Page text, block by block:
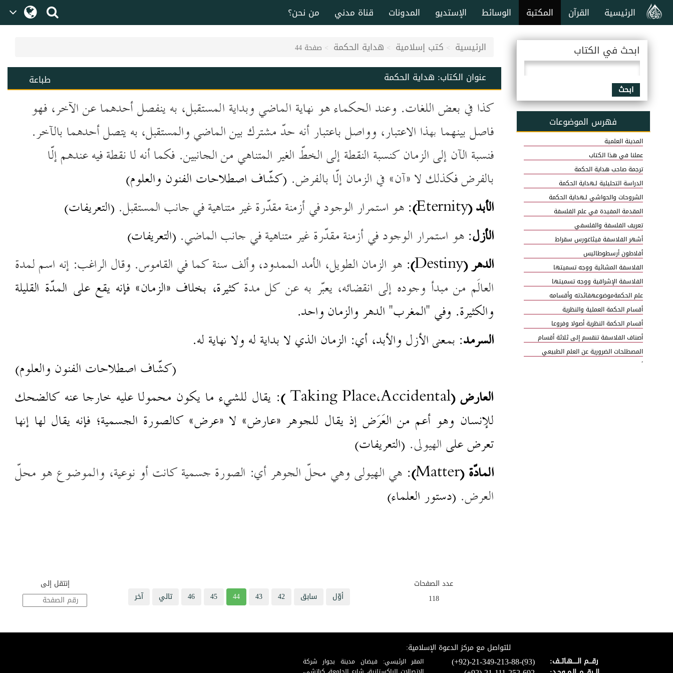
من نحن؟ قناة مدني المدونات الإستديو الوسائط المكتبة القرآن الرئيسية
الرئيسية كتب إسلامية هداية الحكمة صفحة 44
طباعة عنوان الكتاب: هداية الحكمة
كذا في بعض اللغات. وعند الحكماء هو نهاية الماضي وبداية المستقبل، به ينفصل أحدهما عن الآخر، فهو
فاصل بينهما بهذا الاعتبار، وواصل باعتبار أنه حدّ مشترك بين الماضي والمستقبل، به يتصل أحدهما بالآخر.
فنسبة الآن إلى الزمان كنسبة النقطةإلى الخطّ الغير المتناهي من الجانبين. فكما أنه لا نقطة فيه عندهم إلّا
بالفرض فكذلكلا ½آن¼ في الزمان إلّا بالفرض. (كشّاف اصطلاحات الفنون والعلوم)
الأبد (Eternity
)
:هو استمرار الوجود في أزمنة مقدّرة غير متناهية في جانب المستقبل. (التعريفات)
الأزل: هو استمرار الوجود في أزمنة مقدّرة غير متناهية في جانب الماضي. (التعريفات)
الدهر (Destiny
)
:هو الزمان الطويل، الأمد الممدود، وألف سنة كما في القاموس. وقال الراغب: إنه اسم لمدة
العالَم من مبدأ وجوده إلى انقضائه، يعبّر به عن كل مدة كثيرة، بخلاف ½الزمان¼ فإنه يقع على المدّة القليلة
والكثيرة. وفي "المغرب" الدهر والزمان واحد.
السرمد: بمعنى الأزل والأبد، أي: الزمان الذي لا بداية له ولا نهاية له.
(كشّاف اصطلاحات الفنون والعلوم)
العارض (Accidental،Taking Place
): يقال للشيء ما يكون محمولا عليه خارجا عنه كالضحك
للإنسان وهو أعم من العَرَض إذ يقال للجوهر ½عارض¼ لا ½عرض¼ كالصورة الجسمية؛ فإنه يقال لها إنها
تعرض على الهيولى. (التعريفات)
المادّة (Matter
)
: هي الهيولى وهي محلّ الجوهر أي: الصورة جسمية كانت أو نوعية، والموضوع هو محلّ
العرض. (دستور العلماء)
إنتقل إلى
أوّل
سابق 42
43
44
45
46 تالي آخر
عدد الصفحات
118
ابحث في الكتاب
ابحث
فهرس الموضوعات
المدينة العلمية
عملنا في هذا الكتاب
ترجمة صاحب هداية الحكمة
الدراسة التحليلية لـهداية الحكمة
الشروحات والحواشي لـهداية الحكمة
المقدمة المفيدة في علم الفلسفة
تعريف الفلسفة والفلسفي
أشهر الفلاسفة فيثاغورس سقراط
أفلاطون أرسطوطاليس
الفلاسفة المشائية ووجه تسميتها
الفلاسفة الإشراقية ووجه تسميتها
علم الحكمةموضوعهفائدته وأقسامه
أقسام الحكمة العملية والنظرية
أقسام الحكمة النظرية أصولا وفروعا
أصناف الفلاسفة تنقسم إلى ثلاثة أقسام
المصطلحات الضرورية عن العلم الطبيعي
أقسام الموجود
البحث في الصورة النوعية
البحث في الشكل الطبيعي
للتواصل مع مركز الدعوة الإسلامية:
المقر الرئيسي: فيضان مدينة بجوار شركة
(+92)-21-349-213-88-(93) رقـــم الـــــهـاتــف: